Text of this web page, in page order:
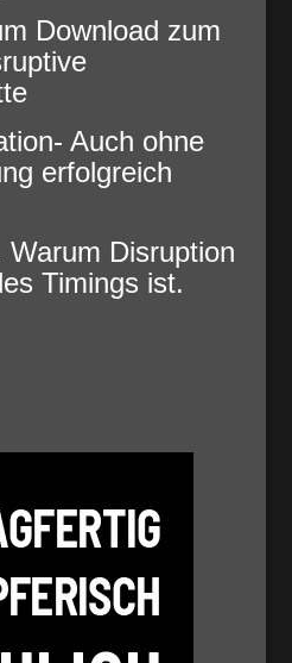
Download zum
Auch ohne
erfolgreich
Warum Disruption
Timings ist.